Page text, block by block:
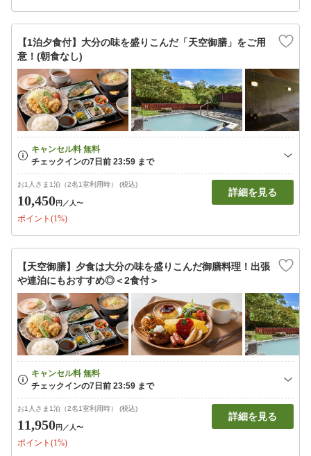
【1泊夕食付】大分の味を盛りこんだ「天空御膳」をご用
意！(朝食なし)
お1人さま1泊（2名1室利用時） (税込)
10,450円 ／人〜
ポイント(1%)
詳細を見る
【天空御膳】夕食は大分の味を盛りこんだ御膳料理！出張
や連泊にもおすすめ◎＜2食付＞
お1人さま1泊（2名1室利用時） (税込)
11,950円 ／人〜
ポイント(1%)
詳細を見る